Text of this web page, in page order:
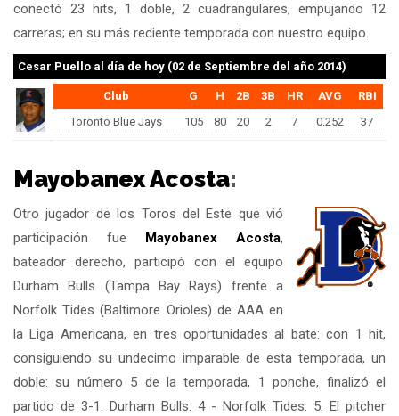
conectó 23 hits, 1 doble, 2 cuadrangulares, empujando 12
carreras; en su más reciente temporada con nuestro equipo.
Cesar Puello al día de hoy (02 de Septiembre del año 2014)
Club G H 2B 3B HR AVG
RBI
Toronto Blue Jays
105 80 20 2 7 0.252 37
Mayobanex Acosta:
Otro jugador de los Toros del Este que vió
participación fue Mayobanex Acosta,
bateador derecho, participó con el equipo
Durham Bulls (Tampa Bay Rays) frente a
Norfolk Tides (Baltimore Orioles) de AAA en
la Liga Americana, en tres oportunidades al bate: con 1 hit,
consiguiendo su undecimo imparable de esta temporada, un
doble: su número 5 de la temporada, 1 ponche, finalizó el
partido de 3-1. Durham Bulls: 4 - Norfolk Tides: 5. El pitcher